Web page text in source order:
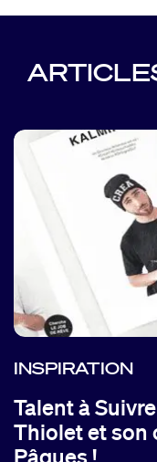
INSPIRATION
Talent à
Thiolet et son
Pâques !